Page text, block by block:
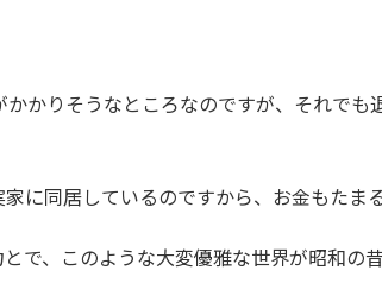
かりそうなところなのですが、それでも
に同居しているのですから、お金もたまる
で、このような大変優雅な世界が昭和の